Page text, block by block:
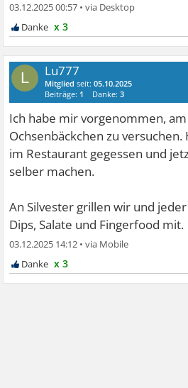
03.12.2025 00:57 •
x 3
L Lu777
Mitglied seit:05.10.2025
Beiträge: 1 Danke:3
Ich habe mir vorgenommen,
Ochsenbäckchen zu
im Restaurant gegessen und
selber machen.
An Silvester grillen wir und
Dips, Salate und Fingerfood mit.
03.12.2025 14:12 •
x 3